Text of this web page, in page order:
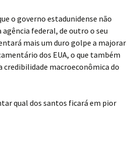
o governo estadunidense não
agência federal, de outro o seu
mais um duro golpe a majorar
dos EUA, o que também
macroeconômica do
qual dos santos ficará em pior